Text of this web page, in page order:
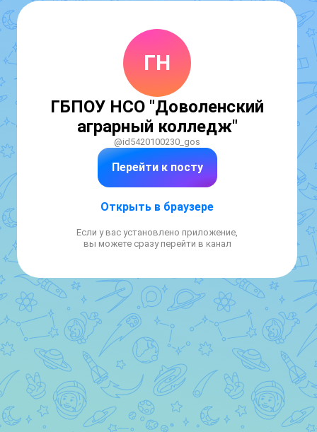
ГН
ГБПОУ НСО "Доволенский
аграрный колледж"
@id5420100230_gos
Перейти к посту
Открыть в браузере
Если у вас установлено приложение,
вы можете сразу перейти в канал